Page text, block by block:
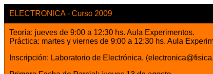
ELECTRONICA - Curso 2009
Teoría: jueves de 9:00 a 12:30 hs. Aula Experimentos.
Práctica: martes y viernes de 9:00 a 12:30 hs. Aula
Inscripción: Laboratorio de Electrónica.